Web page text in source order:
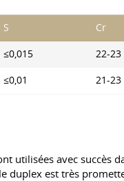
S Cr
≤0,015 22-23
≤0,01 21-23
utilisées avec succès
duplex est très